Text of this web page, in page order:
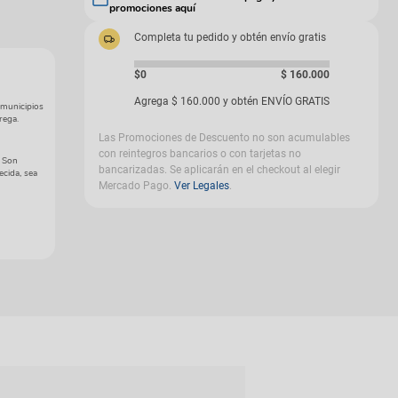
sea
promociones aquí
Completa tu pedido y obtén envío gratis
$0 $ 160.000
Agrega $ 160.000 y obtén ENVÍO GRATIS
Las Promociones de Descuento no son acumulables
con reintegros bancarios o con tarjetas no
bancarizadas. Se aplicarán en el checkout al elegir
Mercado Pago. Ver Legales.